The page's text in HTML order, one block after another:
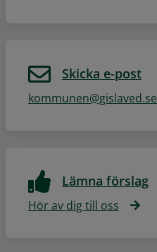
Skicka e-post
kommunen@gislaved.se
Lämna förslag
Hör av dig till oss